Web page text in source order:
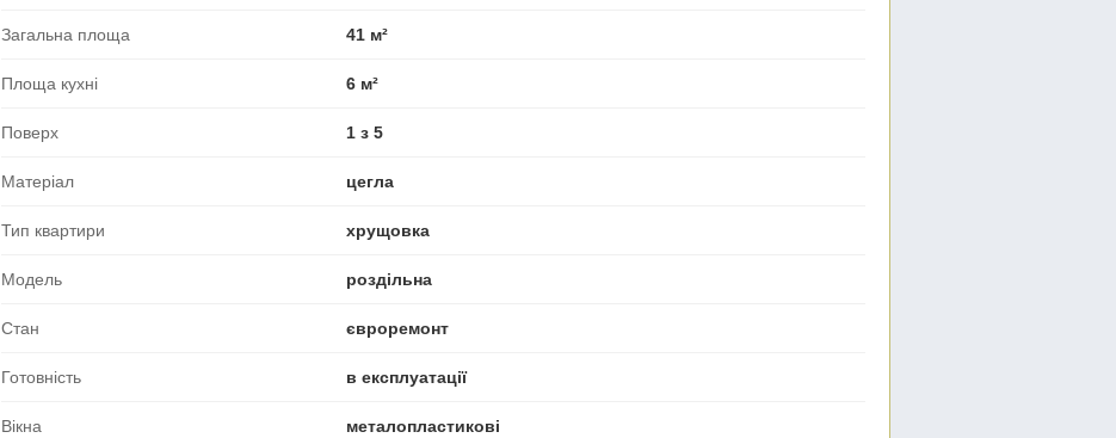
Загальна площа 41 м²
Площа кухні 6 м²
Поверх 1 з 5
Матеріал цегла
Тип квартири хрущовка
Модель роздільна
Стан євроремонт
Готовність в експлуатації
Вікна металопластикові